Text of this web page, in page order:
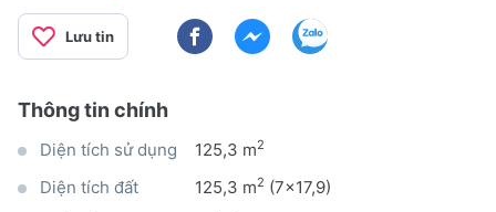
Lưu tin
Thông tin chính
Diện tích sử dụng 125,3 m2
Diện tích đất 125,3 m2 (7x17,9)